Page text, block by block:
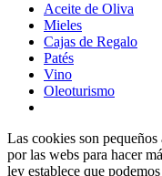
Aceite de Oliva
Mieles
Cajas de Regalo
Patés
Vino
Oleoturismo
Las cookies son
por las webs para hacer
ley establece que